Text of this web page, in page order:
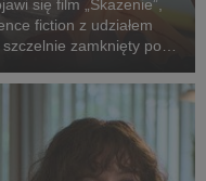
się film „Skażenie”,
fiction z udziałem
zamknięty pod